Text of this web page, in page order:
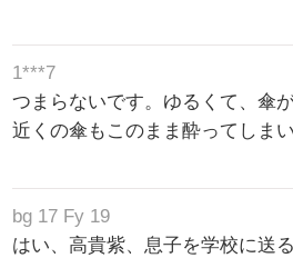
1***7
つまらないです。ゆるくて、傘
近くの傘もこのまま酔ってしまい
bg 17 Fy 19
はい、高貴紫、息子を学校に送